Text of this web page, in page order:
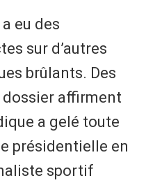
eu des
sur d’autres
brûlants. Des
affirment
a gelé toute
présidentielle en
sportif